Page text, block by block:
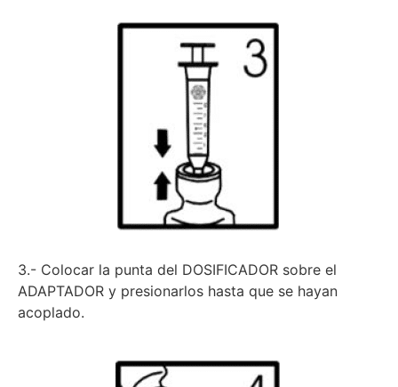
3.- Colocar la punta del DOSIFICADOR sobre el
ADAPTADOR y presionarlos hasta que se hayan
acoplado.